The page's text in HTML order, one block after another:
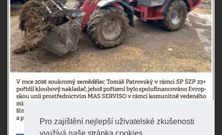
Pro zajištění nejlepší uživatelské zkušenosti
využívá naše stránka cookies